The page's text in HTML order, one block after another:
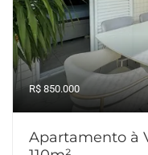
R$ 850.000
Apartamento à